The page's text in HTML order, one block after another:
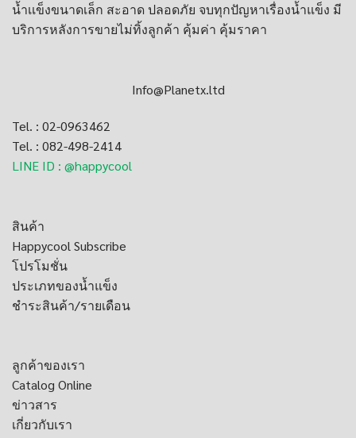
น้ำเเข็งขนาดเล็ก สะอาด ปลอดภัย จบทุกปัญหาเรื่องน้ำแข็ง มี
บริการหลังการขายไม่ทิ้งลูกค้า คุ้มค่า คุ้มราคา
Info@Planetx.ltd
Tel. : 02-0963462
Tel. : 082-498-2414
LINE ID : @happycool
สินค้า
Happycool Subscribe
โปรโมชั่น
ประเภทของน้ำแข็ง
ชำระสินค้า/รายเดือน
ลูกค้าของเรา
Catalog Online
ข่าวสาร
เกี่ยวกับเรา